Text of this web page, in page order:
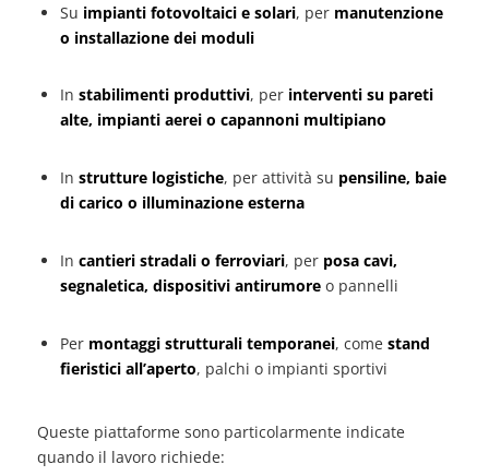
Su impianti fotovoltaici e solari, per manutenzione
o installazione dei moduli
In stabilimenti produttivi, per interventi su pareti
alte, impianti aerei o capannoni multipiano
In strutture logistiche, per attività su pensiline, baie
di carico o illuminazione esterna
In cantieri stradali o ferroviari, per posa cavi,
segnaletica, dispositivi antirumoreo pannelli
Per montaggi strutturali temporanei, come stand
fieristici all’aperto, palchi o impianti sportivi
Queste piattaforme sono particolarmente indicate
quando il lavoro richiede: